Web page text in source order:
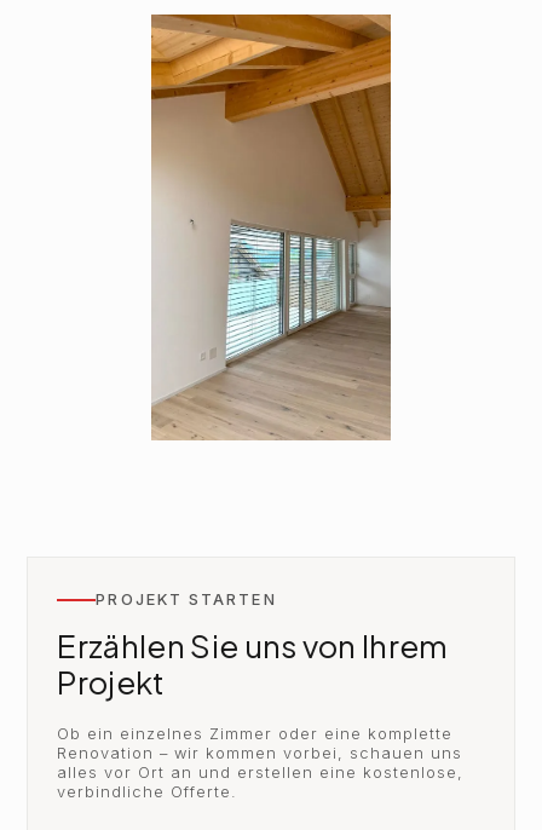
PROJEKT STARTEN
Erzählen Sie uns von Ihrem
Projekt
Ob ein einzelnes Zimmer oder eine komplette
Renovation – wir kommen vorbei, schauen uns
alles vor Ort an und erstellen eine kostenlose,
verbindliche Offerte.